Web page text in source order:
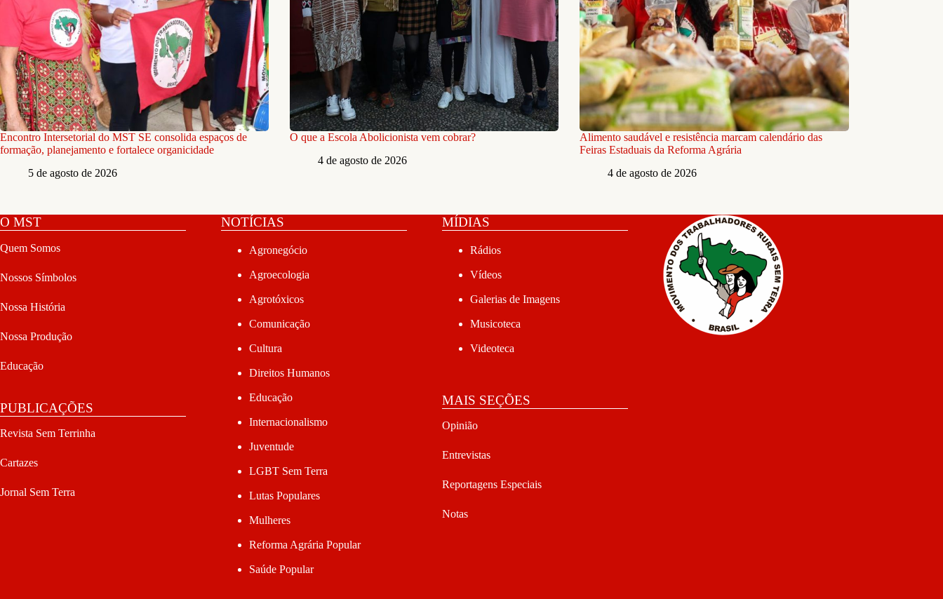
Encontro Intersetorial do MST SE consolida espaços de
formação, planejamento e fortalece organicidade
5 de agosto de 2026
O que a Escola Abolicionista vem cobrar?
4 de agosto de 2026
Alimento saudável e resistência marcam calendário das
Feiras Estaduais da Reforma Agrária
4 de agosto de 2026
O MST
Quem Somos
Nossos Símbolos
Nossa História
Nossa Produção
Educação
PUBLICAÇÕES
Revista Sem Terrinha
Cartazes
Jornal Sem Terra
NOTÍCIAS
Agronegócio
Agroecologia
Agrotóxicos
Comunicação
Cultura
Direitos Humanos
Educação
Internacionalismo
Juventude
LGBT Sem Terra
Lutas Populares
Mulheres
Reforma Agrária Popular
Saúde Popular
MÍDIAS
Rádios
Vídeos
Galerias de Imagens
Musicoteca
Videoteca
MAIS SEÇÕES
Opinião
Entrevistas
Reportagens Especiais
Notas